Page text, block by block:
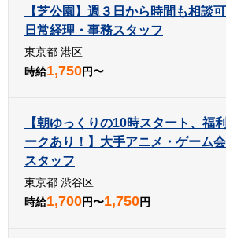
【芝公園】週３日から時間も相談
日常経理・事務スタッフ
東京都 港区
時給1,750円〜
【朝ゆっくりの10時スタート、福
ークあり！】大手アニメ・ゲーム
スタッフ
東京都 渋谷区
時給1,700円〜1,750円